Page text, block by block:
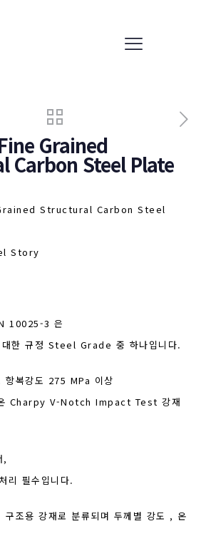
Grained
Carbon Steel Plate
Structural Carbon Steel
Story
10025-3 은
대한 규정 Steel Grade 중 하나입니다.
복강도 275 MPa 이상
Charpy V-Notch Impact Test 강재
,
필수입니다.
조용 강재로 분류되며 두께별 강도 , 온